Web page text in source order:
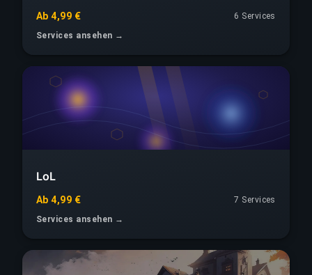
Ab 4,99 €
6 Services
Services ansehen →
LoL
Ab 4,99 €
7 Services
Services ansehen →